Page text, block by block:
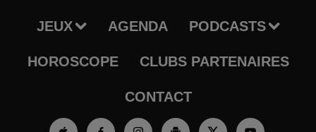
JEUX AGENDA PODCASTS
HOROSCOPE CLUBS PARTENAIRES
CONTACT